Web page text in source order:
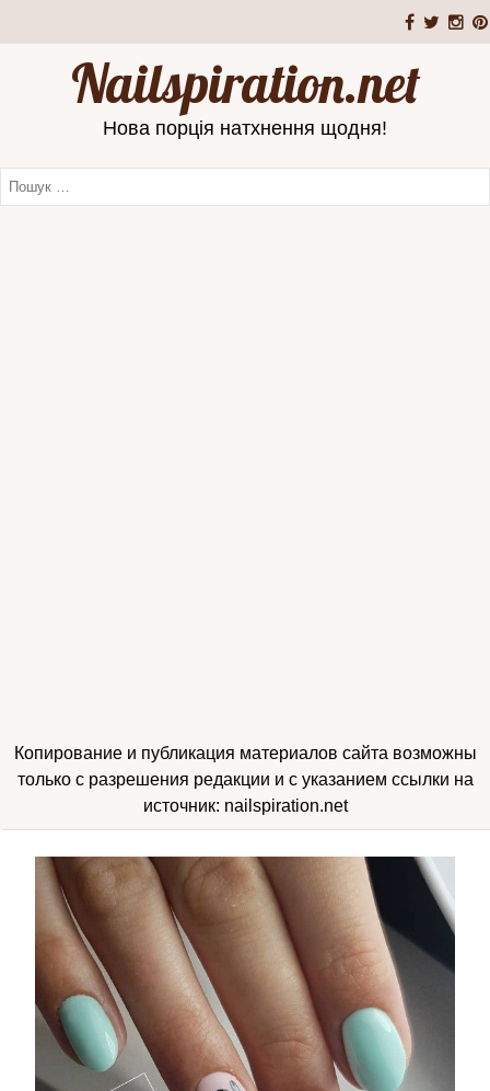
Nailspiration.net
Нова порція натхнення щодня!
Копирование и публикация материалов сайта возможны
только с разрешения редакции и с указанием ссылки на
источник: nailspiration.net